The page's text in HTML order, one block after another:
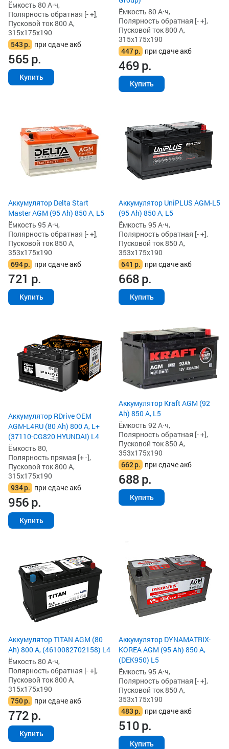
Ёмкость 80 А·ч,
Полярность обратная [- +],
Пусковой ток 800 А,
315x175x190
543р. при сдаче акб
565р.
Купить
Ёмкость 80 А·ч,
Полярность обратная [- +],
Пусковой ток 800 А,
315x175x190
447р. при сдаче акб
469р.
Купить
Аккумулятор Delta Start
Master AGM (95 Ah) 850 А, L5
Ёмкость 95 А·ч,
Полярность обратная [- +],
Пусковой ток 850 А,
353x175x190
694р. при сдаче акб
721 р.
Купить
Аккумулятор UniPLUS AGM-L5
(95 Ah) 850 А, L5
Ёмкость 95 А·ч,
Полярность обратная [- +],
Пусковой ток 850 А,
353x175x190
641 р. при сдаче акб
668р.
Купить
Аккумулятор RDrive OEM
AGM-L4RU (80 Ah) 800 А, L+
(37110-CG820 HYUNDAI) L4
Ёмкость 80,
Полярность прямая [+ -],
Пусковой ток 800 А,
315x175x190
934р. при сдаче акб
956р.
Купить
Аккумулятор Kraft AGM (92
Ah) 850 А, L5
Ёмкость 92 А·ч,
Полярность обратная [- +],
Пусковой ток 850 А,
353x175x190
662р. при сдаче акб
688р.
Купить
Аккумулятор TITAN AGM (80
Ah) 800 А, (4610082702158) L4
Ёмкость 80 А·ч,
Полярность обратная [- +],
Пусковой ток 800 А,
315x175x190
750р. при сдаче акб
772р.
Купить
Аккумулятор DYNAMATRIX-
KOREA AGM (95 Ah) 850 А,
(DEK950) L5
Ёмкость 95 А·ч,
Полярность обратная [- +],
Пусковой ток 850 А,
353x175x190
483р. при сдаче акб
510р.
Купить